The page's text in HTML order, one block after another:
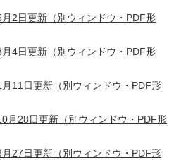
2日更新（別ウィンドウ・PDF形
4日更新（別ウィンドウ・PDF形
11日更新（別ウィンドウ・PDF形
月28日更新（別ウィンドウ・PDF形
27日更新（別ウィンドウ・PDF形